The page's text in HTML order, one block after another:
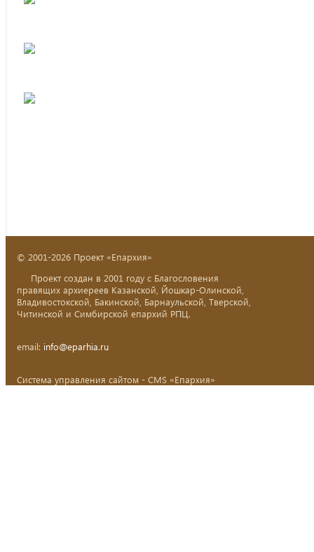
© 2001-2026 Проект «Епархия»
Проект создан в 2001 году с Благословения
правящих архиереев Казанской, Йошкар-Олинской,
Владивостокской, Бакинской, Барнаульской, Тверской,
Читинской и Симбирской епархий РПЦ.
email: info@eparhia.ru
Система управления сайтом - CMS «Епархия»